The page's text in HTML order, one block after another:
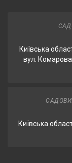
Київська
вул.
Київська